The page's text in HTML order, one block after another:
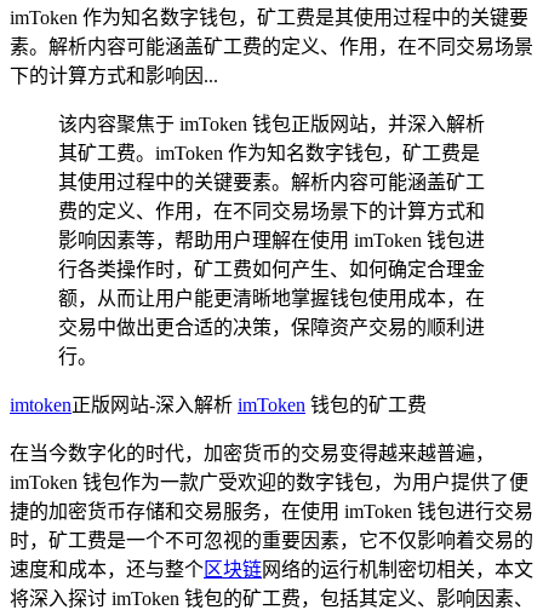
imToken 作为知名数字钱包，矿工费是其使用过程中的关键要
素。解析内容可能涵盖矿工费的定义、作用，在不同交易场景
下的计算方式和影响因...
该内容聚焦于 imToken 钱包正版网站，并深入解析
其矿工费。imToken 作为知名数字钱包，矿工费是
其使用过程中的关键要素。解析内容可能涵盖矿工
费的定义、作用，在不同交易场景下的计算方式和
影响因素等，帮助用户理解在使用 imToken 钱包进
行各类操作时，矿工费如何产生、如何确定合理金
额，从而让用户能更清晰地掌握钱包使用成本，在
交易中做出更合适的决策，保障资产交易的顺利进
行。
imtoken正版网站-深入解析 imToken 钱包的矿工费
在当今数字化的时代，加密货币的交易变得越来越普遍，
imToken 钱包作为一款广受欢迎的数字钱包，为用户提供了便
捷的加密货币存储和交易服务，在使用 imToken 钱包进行交易
时，矿工费是一个不可忽视的重要因素，它不仅影响着交易的
速度和成本，还与整个区块链网络的运行机制密切相关，本文
将深入探讨 imToken 钱包的矿工费，包括其定义、影响因素、